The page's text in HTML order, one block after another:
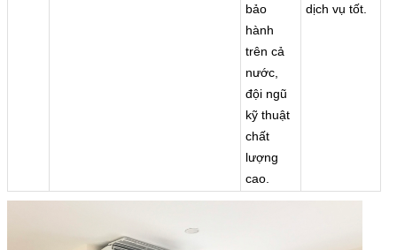
bảo
hành
trên cả
nước,
đội ngũ
kỹ thuật
chất
lượng
cao.
dịch vụ tốt.